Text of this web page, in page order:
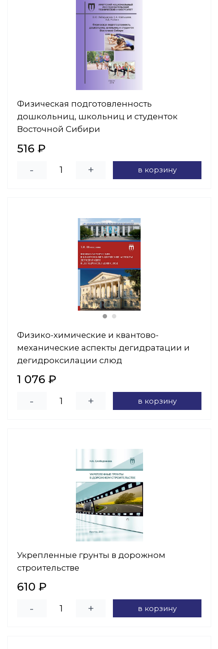
Физическая подготовленность
дошкольниц, школьниц и студенток
Восточной Сибири
516 ₽
-
+ в корзину
Физико-химические и квантово-
механические аспекты дегидратации и
дегидроксилации слюд
1 076 ₽
-
+ в корзину
Укрепленные грунты в дорожном
строительстве
610 ₽
-
+ в корзину